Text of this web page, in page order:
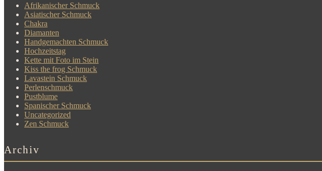
Afrikanischer Schmuck
Asiatischer Schmuck
Chakra
Diamanten
Handgemachten Schmuck
Hochzeitstag
Kette mit Foto im Stein
Kiss the frog Schmuck
Lavastein Schmuck
Perlenschmuck
Pustblume
Spanischer Schmuck
Uncategorized
Zen Schmuck
Archiv